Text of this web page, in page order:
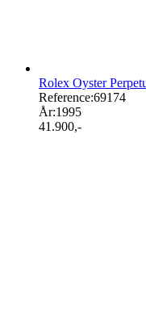
Rolex Oyster
Reference:69174
År:1995
41.900,-